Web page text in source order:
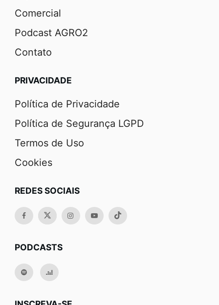
Comercial
Podcast AGRO2
Contato
PRIVACIDADE
Política de Privacidade
Política de Segurança LGPD
Termos de Uso
Cookies
REDES SOCIAIS
PODCASTS